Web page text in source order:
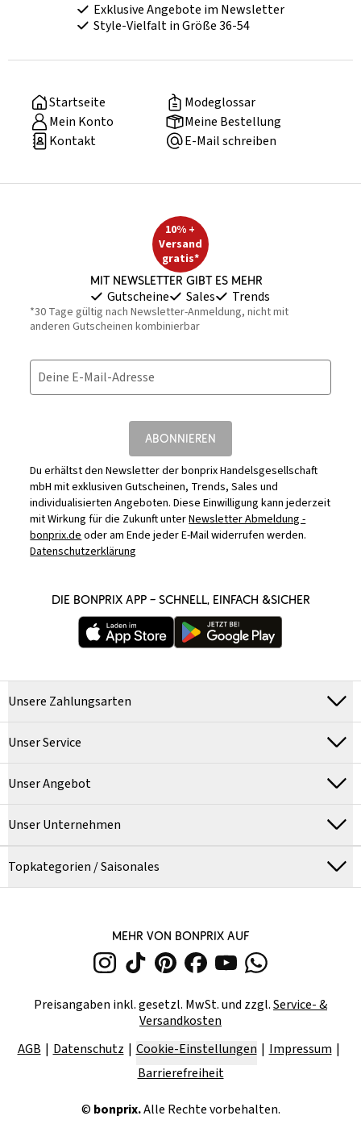
Exklusive Angebote im Newsletter
Style-Vielfalt in Größe 36-54
Startseite
Modeglossar
Mein Konto
Meine Bestellung
Kontakt
E-Mail schreiben
10% +
Versand
gratis*
Mit Newsletter gibt es mehr
Gutscheine Sales Trends
*30 Tage gültig nach Newsletter-Anmeldung, nicht mit
anderen Gutscheinen kombinierbar
Deine E-Mail-Adresse
ABONNIEREN
Du erhältst den Newsletter der bonprix Handelsgesellschaft
mbH mit exklusiven Gutscheinen, Trends, Sales und
individualisierten Angeboten. Diese Einwilligung kann jederzeit
mit Wirkung für die Zukunft unterNewsletter Abmeldung -
bonprix.deoder am Ende jeder E-Mail widerrufen werden.
Datenschutzerklärung
DIE BONPRIX APP – SCHNELL, EINFACH &SICHER
Unsere Zahlungsarten
Unser Service
Unser Angebot
Unser Unternehmen
Topkategorien / Saisonales
MEHR VON BONPRIX AUF
Preisangaben inkl. gesetzl. MwSt. und zzgl.Service- &
Versandkosten
AGB
Datenschutz Cookie-Einstellungen
Impressum
Barrierefreiheit
© bonprix.Alle Rechte vorbehalten.